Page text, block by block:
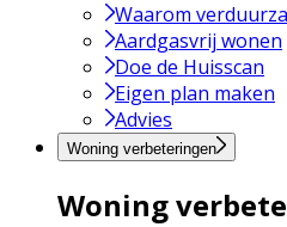
Waarom
Aardgasvrij wonen
Doe de Huisscan
Eigen plan maken
Advies
Woning verbeteringen
Woning